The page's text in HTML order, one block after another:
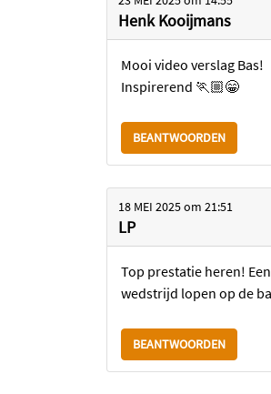
Henk Kooijmans
Mooi video verslag Bas!
Inspirerend 🏃🏼😁
BEANTWOORDEN
18 MEI 2025om 21:51
LP
Top prestatie heren!
wedstrijd lopen op de
BEANTWOORDEN